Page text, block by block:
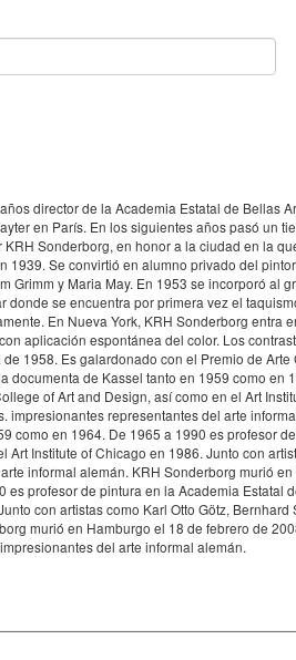
director de la Academia Estatal de Bellas
en París. En los siguientes años pasó un
Sonderborg, en honor a la ciudad en la
Se convirtió en alumno privado del
y Maria May. En 1953 se incorporó al
se encuentra por primera vez el
En Nueva York, KRH Sonderborg entra
aplicación espontánea del color. Los
1958. Es galardonado con el Premio de
de Kassel tanto en 1959 como
of Art and Design, así como en el Art
representantes del arte
en 1964. De 1965 a 1990 es profesor
Institute of Chicago en 1986. Junto con
informal alemán. KRH Sonderborg murió
profesor de pintura en la Academia Estatal
con artistas como Karl Otto Götz,
murió en Hamburgo el 18 de febrero de
del arte informal alemán.